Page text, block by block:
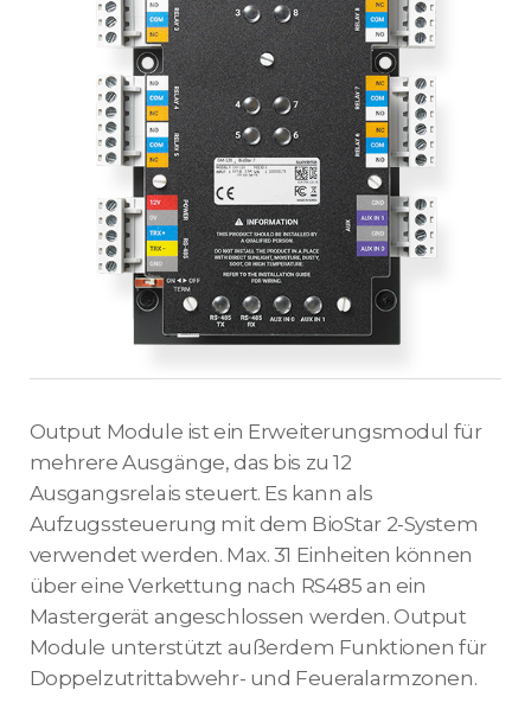
Output Module ist ein Erweiterungsmodul für
mehrere Ausgänge, das bis zu 12
Ausgangsrelais steuert. Es kann als
Aufzugssteuerung mit dem BioStar 2-System
verwendet werden. Max. 31 Einheiten können
über eine Verkettung nach RS485 an ein
Mastergerät angeschlossen werden. Output
Module unterstützt außerdem Funktionen für
Doppelzutrittabwehr- und Feueralarmzonen.